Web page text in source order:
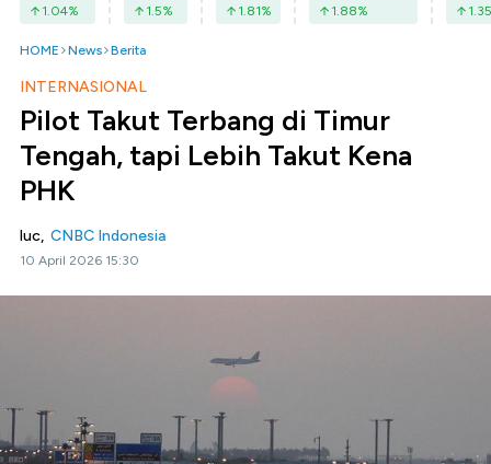
1.04% 1.5% 1.81% 1.88% 1.35
HOME News Berita
INTERNASIONAL
Pilot Takut Terbang di Timur
Tengah, tapi Lebih Takut Kena
PHK
luc, CNBC Indonesia
10 April 2026 15:30